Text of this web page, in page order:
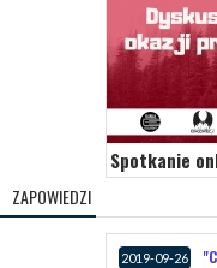
Spotkanie
ZAPOWIEDZI
2019-09-26